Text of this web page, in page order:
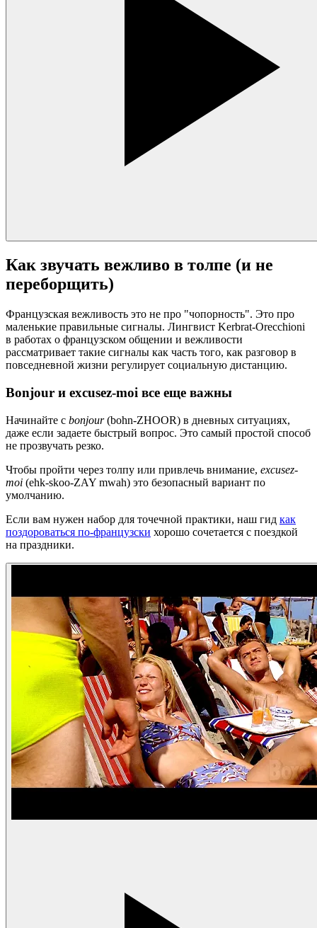
Как звучать вежливо в толпе (и не
переборщить)
Французская вежливость это не про "чопорность". Это про
маленькие правильные сигналы. Лингвист Kerbrat-Orecchioni
в работах о французском общении и вежливости
рассматривает такие сигналы как часть того, как разговор в
повседневной жизни регулирует социальную дистанцию.
Bonjour и excusez-moi все еще важны
Начинайте с bonjour(bohn-ZHOOR) в дневных ситуациях,
даже если задаете быстрый вопрос. Это самый простой способ
не прозвучать резко.
Чтобы пройти через толпу или привлечь внимание, excusez-
moi (ehk-skoo-ZAY mwah) это безопасный вариант по
умолчанию.
Если вам нужен набор для точечной практики, наш гид как
поздороваться по-французски хорошо сочетается с поездкой
на праздники.